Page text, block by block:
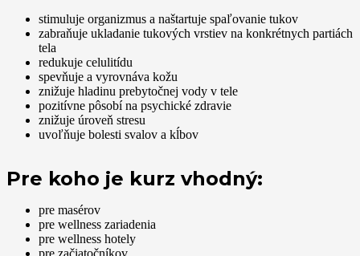
stimuluje organizmus a naštartuje spaľovanie tukov
zabraňuje ukladanie tukových vrstiev na konkrétnych partiách
tela
redukuje celulitídu
spevňuje a vyrovnáva kožu
znižuje hladinu prebytočnej vody v tele
pozitívne pôsobí na psychické zdravie
znižuje úroveň stresu
uvoľňuje bolesti svalov a kĺbov
Pre koho je kurz vhodný:
pre masérov
pre wellness zariadenia
pre wellness hotely
pre začiatočníkov